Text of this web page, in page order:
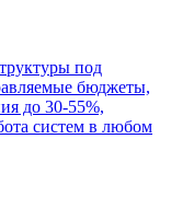
под
бюджеты,
до 30-55%,
систем в любом